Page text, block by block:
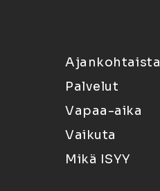
Ajankohtaista
Palvelut
Vapaa-aika
Vaikuta
Mikä ISYY